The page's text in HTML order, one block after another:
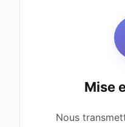
Mise
Nous